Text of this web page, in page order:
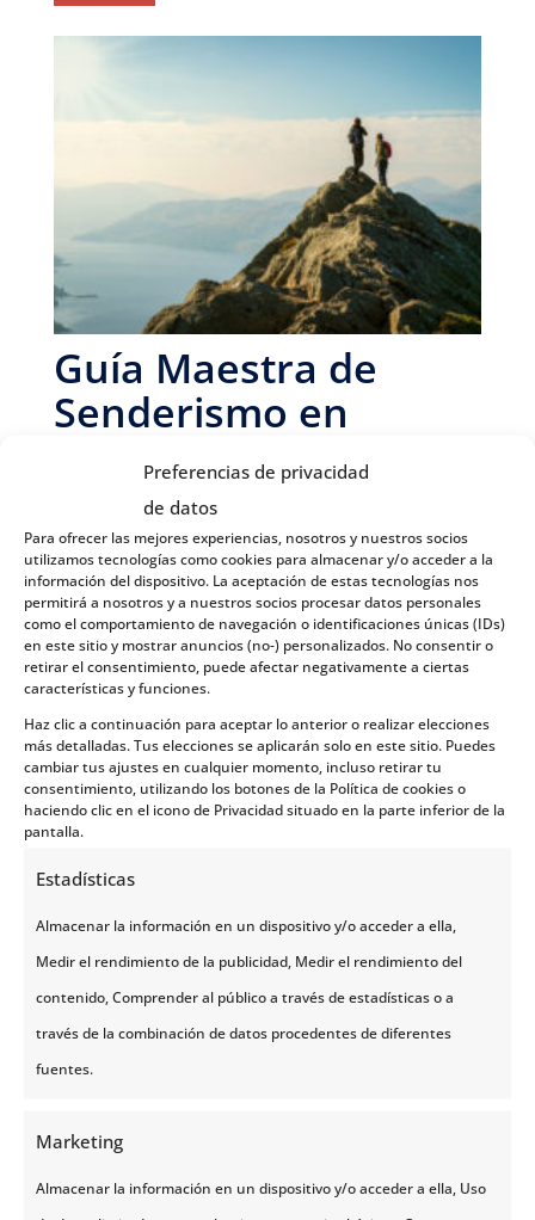
Preferencias de privacidad
de datos
Para ofrecer las mejores experiencias, nosotros y nuestros socios
utilizamos tecnologías como cookies para almacenar y/o acceder a la
información del dispositivo. La aceptación de estas tecnologías nos
permitirá a nosotros y a nuestros socios procesar datos personales
como el comportamiento de navegación o identificaciones únicas (IDs)
en este sitio y mostrar anuncios (no-) personalizados. No consentir o
retirar el consentimiento, puede afectar negativamente a ciertas
características y funciones.
Haz clic a continuación para aceptar lo anterior o realizar elecciones
más detalladas. Tus elecciones se aplicarán solo en este sitio. Puedes
cambiar tus ajustes en cualquier momento, incluso retirar tu
consentimiento, utilizando los botones de la Política de cookies o
haciendo clic en el icono de Privacidad situado en la parte inferior de la
pantalla.
Estadísticas
Almacenar la información en un dispositivo y/o acceder a ella,
Medir el rendimiento de la publicidad, Medir el rendimiento del
contenido, Comprender al público a través de estadísticas o a
través de la combinación de datos procedentes de diferentes
fuentes.
Marketing
Almacenar la información en un dispositivo y/o acceder a ella, Uso
Guía Maestra de
Senderismo en
Noruega: Explora con
el Corazón y la
Seguridad de un
Experto
Noruega Tours Team/14 de abril de 2026/Actividades en
Noruega
Noruega es famosa en todo el mundo por
su increíble naturaleza, sus hermosos
fiordos y su majestuosas montañas. Si
decides hacer alguna ...
Leer Más